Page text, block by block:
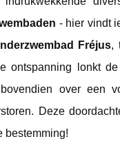
- hier vindt
Fréjus,
ontspanning lonkt
over een
Deze
bestemming!